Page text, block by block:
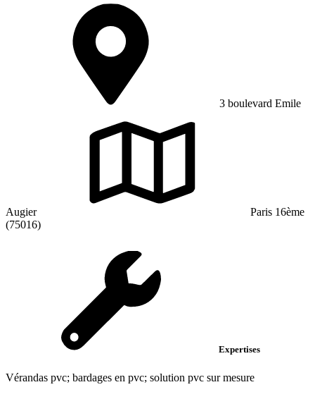
3 boulevard Emile
Augier
Paris 16ème
(75016)
Expertises
Vérandas pvc; bardages en pvc; solution pvc sur mesure